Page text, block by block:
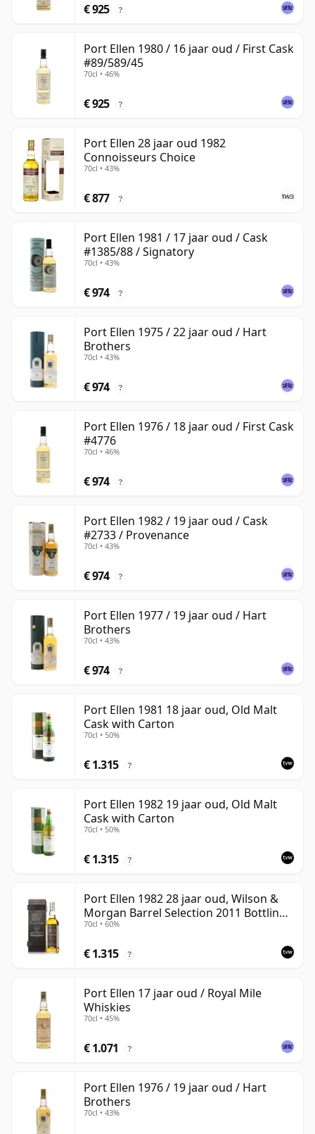
€ 925 ?
Port Ellen 1980 / 16 jaar oud / First Cask
#89/589/45
70cl • 46%
€ 925 ?
Port Ellen 28 jaar oud 1982
Connoisseurs Choice
70cl • 43%
€ 877 ?
Port Ellen 1981 / 17 jaar oud / Cask
#1385/88 / Signatory
70cl • 43%
€ 974 ?
Port Ellen 1975 / 22 jaar oud / Hart
Brothers
70cl • 43%
€ 974 ?
Port Ellen 1976 / 18 jaar oud / First Cask
#4776
70cl • 46%
€ 974 ?
Port Ellen 1982 / 19 jaar oud / Cask
#2733 / Provenance
70cl • 43%
€ 974 ?
Port Ellen 1977 / 19 jaar oud / Hart
Brothers
70cl • 43%
€ 974 ?
Port Ellen 1981 18 jaar oud, Old Malt
Cask with Carton
70cl • 50%
€ 1.315 ?
Port Ellen 1982 19 jaar oud, Old Malt
Cask with Carton
70cl • 50%
€ 1.315 ?
Port Ellen 1982 28 jaar oud, Wilson &
Morgan Barrel Selection 2011 Bottling
with Box
70cl • 60%
€ 1.315 ?
Port Ellen 17 jaar oud / Royal Mile
Whiskies
70cl • 45%
€ 1.071 ?
Port Ellen 1976 / 19 jaar oud / Hart
Brothers
70cl • 43%